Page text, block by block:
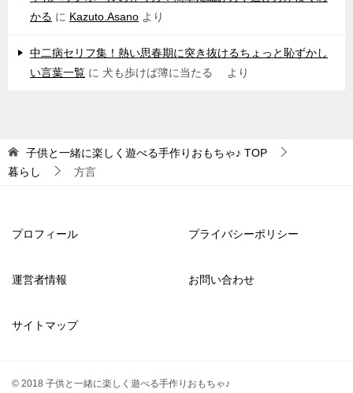
かる に Kazuto.Asano より
中二病セリフ集！熱い思春期に突き抜けるちょっと恥ずかし
い言葉一覧 に 犬も歩けば簿に当たる より
子供と一緒に楽しく遊べる手作りおもちゃ♪ TOP
暮らし
方言
プロフィール プライバシーポリシー
運営者情報 お問い合わせ
サイトマップ
© 2018 子供と一緒に楽しく遊べる手作りおもちゃ♪